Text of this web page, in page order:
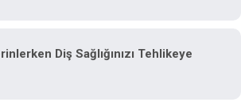
Diş Sağlığınızı Tehlikeye